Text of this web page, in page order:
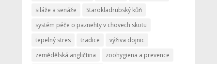
siláže a senáže
Starokladrubský kůň
systém péče o paznehty v chovech skotu
tepelný stres
tradice
výživa dojnic
zemědělská angličtina
zoohygiena a prevence